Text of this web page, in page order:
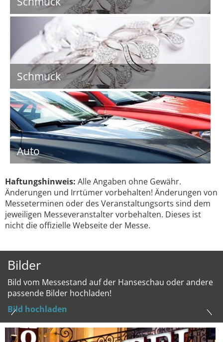
Schmuck
Auto
Haftungshinweis: Alle Angaben ohne Gewähr.
Änderungen und Irrtümer vorbehalten! Änderungen von
Messeterminen oder des Veranstaltungsorts sind dem
jeweiligen Messeveranstalter vorbehalten. Dieses ist
nicht die offizielle Webseite der Messe.
Bilder
Bild vom Messestand auf der Hanseschau oder andere
passende Bilder hochladen!
Bild hochladen